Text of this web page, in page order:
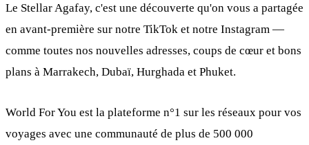
Le Stellar Agafay, c'est une découverte qu'on vous a partagée
en avant-première sur notre TikTok et notre Instagram —
comme toutes nos nouvelles adresses, coups de cœur et bons
plans à Marrakech, Dubaï, Hurghada et Phuket.
World For You est la plateforme n°1 sur les réseaux pour vos
voyages avec une communauté de plus de 500 000